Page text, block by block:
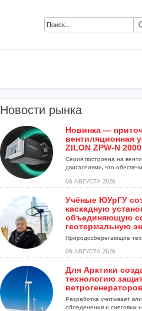
Новости рынка
Новинка —
вентиляционная
ZILON ZPW-N
Серия построена на
двигателями, что
06 АВГУСТА 2026
Учёные ЮУрГУ
каскадную
объединяющую
геотермальную
Природосберегающие
06 АВГУСТА 2026
Для Арктики
технологию
Разработка учитывает
обледенения и снеговых